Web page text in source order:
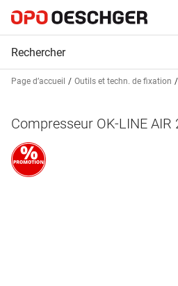
Page d’accueil Outils et techn. de fixation
Compresseur OK-LINE AIR